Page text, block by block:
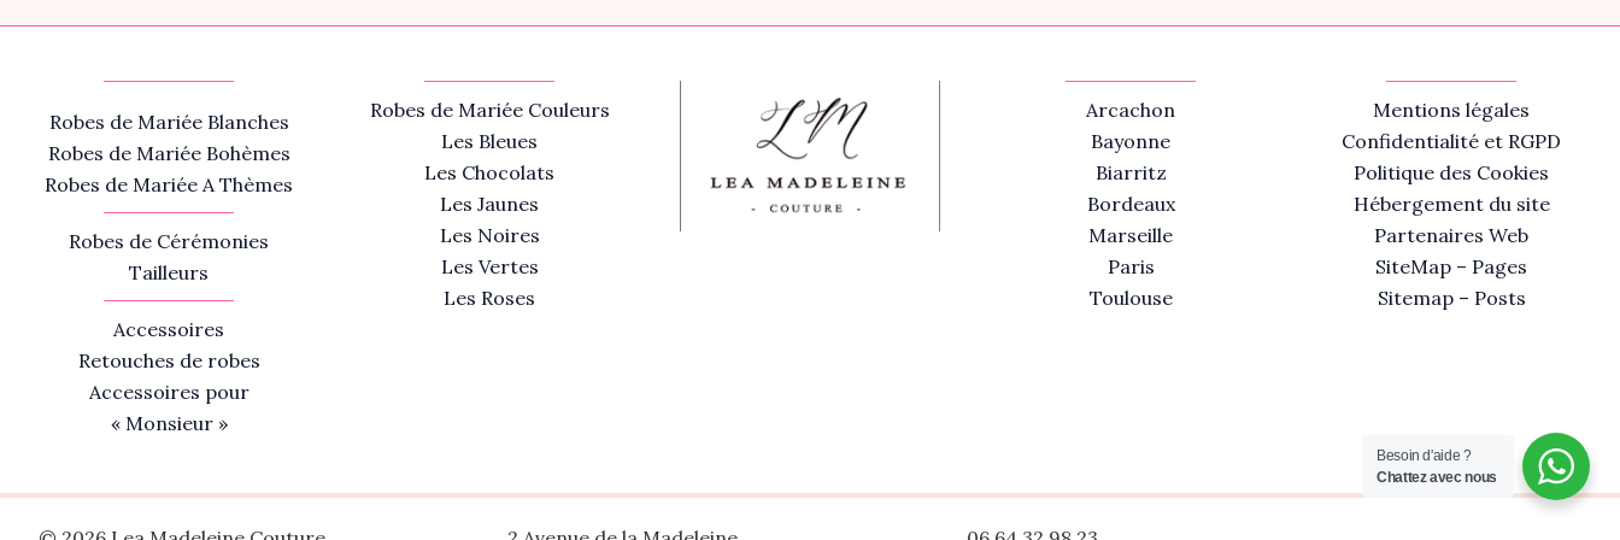
Robes de Mariée Blanches
Robes de Mariée Bohèmes
Robes de Mariée A Thèmes
Robes de Cérémonies
Tailleurs
Accessoires
Retouches de robes
Accessoires pour
« Monsieur »
Robes de Mariée Couleurs
Les Bleues
Les Chocolats
Les Jaunes
Les Noires
Les Vertes
Les Roses
Arcachon
Bayonne
Biarritz
Bordeaux
Marseille
Paris
Toulouse
Mentions légales
Confidentialité et RGPD
Politique des Cookies
Hébergement du site
Partenaires Web
SiteMap – Pages
Sitemap – Posts
Besoin d'aide ?
Chattez avec nous